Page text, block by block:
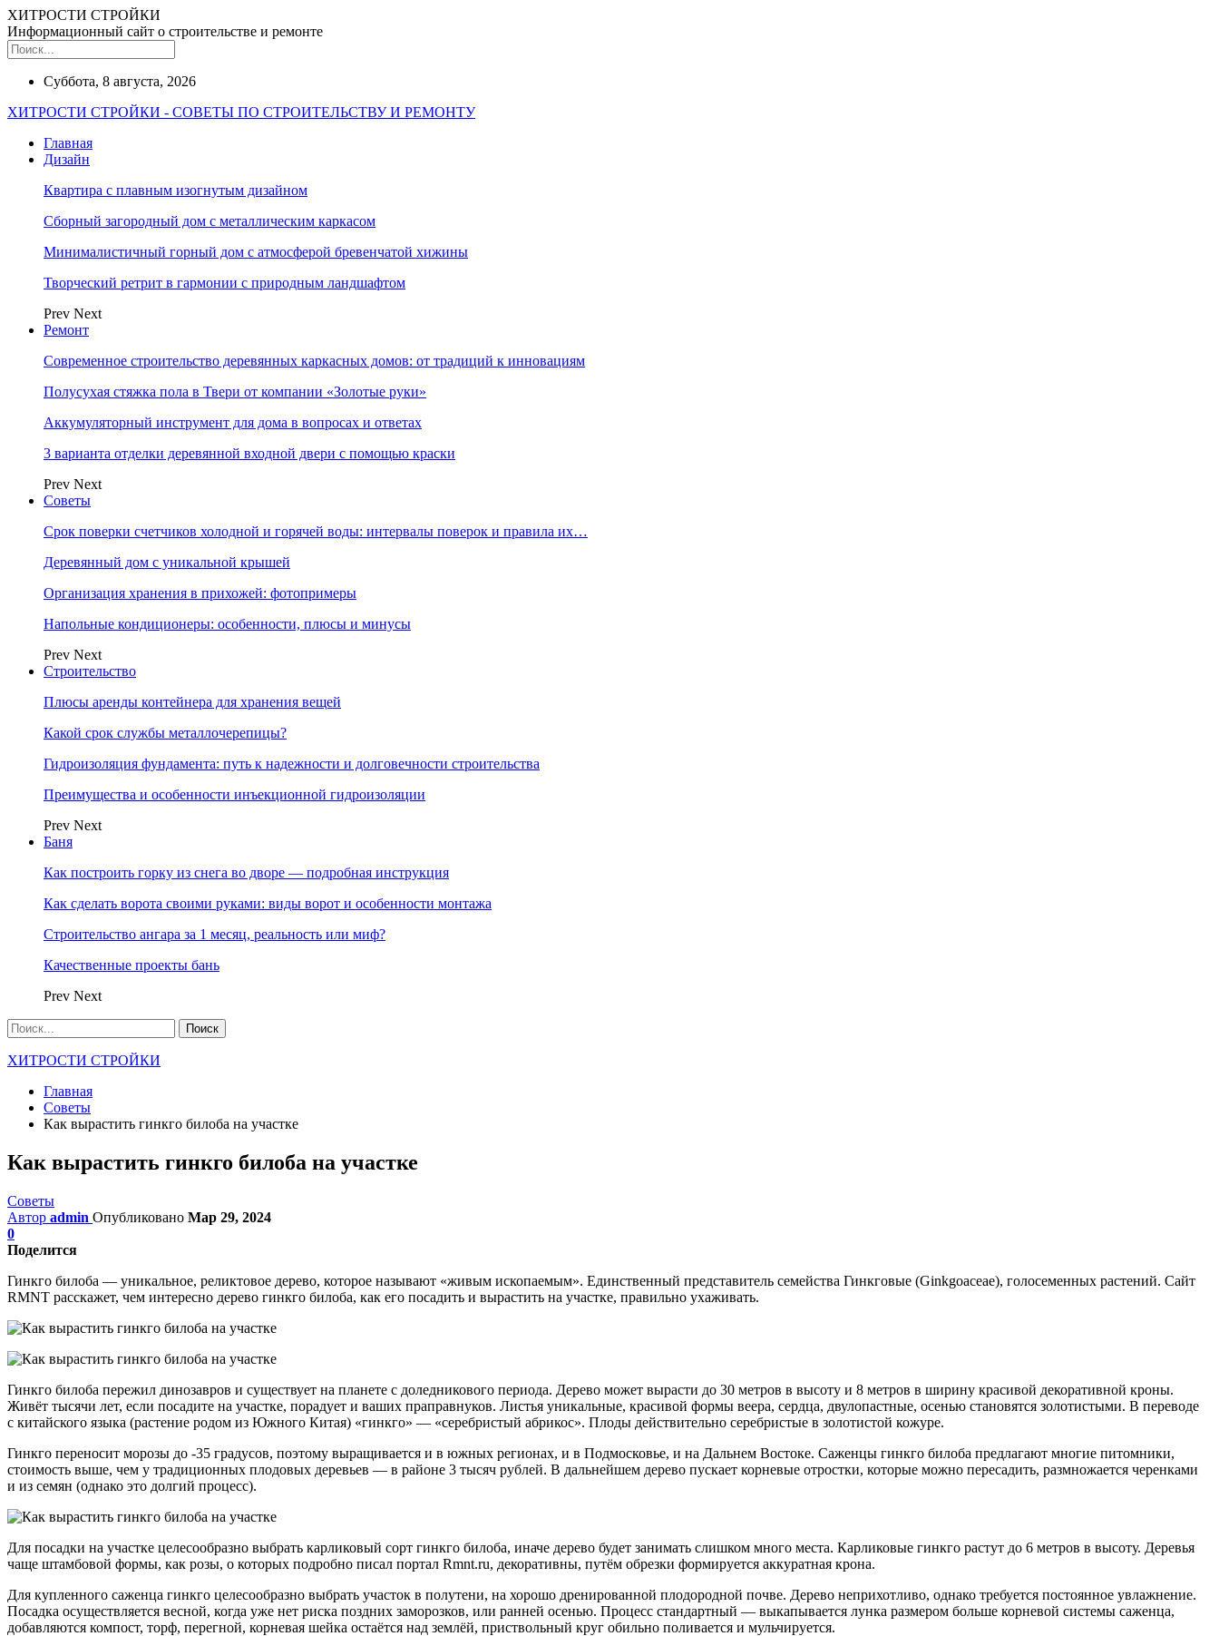
ХИТРОСТИ СТРОЙКИ
Информационный сайт о строительстве и ремонте
Суббота, 8 августа, 2026
ХИТРОСТИ СТРОЙКИ - СОВЕТЫ ПО СТРОИТЕЛЬСТВУ И РЕМОНТУ
Главная
Дизайн
Квартира с плавным изогнутым дизайном
Сборный загородный дом с металлическим каркасом
Минималистичный горный дом с атмосферой бревенчатой хижины
Творческий ретрит в гармонии с природным ландшафтом
Prev Next
Ремонт
Современное строительство деревянных каркасных домов: от традиций к инновациям
Полусухая стяжка пола в Твери от компании «Золотые руки»
Аккумуляторный инструмент для дома в вопросах и ответах
3 варианта отделки деревянной входной двери с помощью краски
Prev Next
Советы
Срок поверки счетчиков холодной и горячей воды: интервалы поверок и правила их…
Деревянный дом с уникальной крышей
Организация хранения в прихожей: фотопримеры
Напольные кондиционеры: особенности, плюсы и минусы
Prev Next
Строительство
Плюсы аренды контейнера для хранения вещей
Какой срок службы металлочерепицы?
Гидроизоляция фундамента: путь к надежности и долговечности строительства
Преимущества и особенности инъекционной гидроизоляции
Prev Next
Баня
Как построить горку из снега во дворе — подробная инструкция
Как сделать ворота своими руками: виды ворот и особенности монтажа
Строительство ангара за 1 месяц, реальность или миф?
Качественные проекты бань
Prev Next
ХИТРОСТИ СТРОЙКИ
Главная
Советы
Как вырастить гинкго билоба на участке
Как вырастить гинкго билоба на участке
Советы
Автор admin Опубликовано Мар 29, 2024
0
Поделится
Гинкго билоба — уникальное, реликтовое дерево, которое называют «живым ископаемым». Единственный представитель семейства Гинкговые (Ginkgoaceae), голосеменных растений. Сайт
RMNT расскажет, чем интересно дерево гинкго билоба, как его посадить и вырастить на участке, правильно ухаживать.
Гинкго билоба пережил динозавров и существует на планете с доледникового периода. Дерево может вырасти до 30 метров в высоту и 8 метров в ширину красивой декоративной кроны.
Живёт тысячи лет, если посадите на участке, порадует и ваших праправнуков. Листья уникальные, красивой формы веера, сердца, двулопастные, осенью становятся золотистыми. В переводе
с китайского языка (растение родом из Южного Китая) «гинкго» — «серебристый абрикос». Плоды действительно серебристые в золотистой кожуре.
Гинкго переносит морозы до -35 градусов, поэтому выращивается и в южных регионах, и в Подмосковье, и на Дальнем Востоке. Саженцы гинкго билоба предлагают многие питомники,
стоимость выше, чем у традиционных плодовых деревьев — в районе 3 тысяч рублей. В дальнейшем дерево пускает корневые отростки, которые можно пересадить, размножается черенками
и из семян (однако это долгий процесс).
Для посадки на участке целесообразно выбрать карликовый сорт гинкго билоба, иначе дерево будет занимать слишком много места. Карликовые гинкго растут до 6 метров в высоту. Деревья
чаще штамбовой формы, как розы, о которых подробно писал портал Rmnt.ru, декоративны, путём обрезки формируется аккуратная крона.
Для купленного саженца гинкго целесообразно выбрать участок в полутени, на хорошо дренированной плодородной почве. Дерево неприхотливо, однако требуется постоянное увлажнение.
Посадка осуществляется весной, когда уже нет риска поздних заморозков, или ранней осенью. Процесс стандартный — выкапывается лунка размером больше корневой системы саженца,
добавляются компост, торф, перегной, корневая шейка остаётся над землёй, приствольный круг обильно поливается и мульчируется.